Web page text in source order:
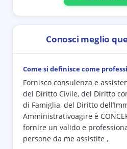
Conosci meglio
Come si definisce come
Fornisco consulenza e
del Diritto Civile, del Diritto
di Famiglia, del Diritto
Amministrativoagire è
fornire un valido e
persone da me assistite ,